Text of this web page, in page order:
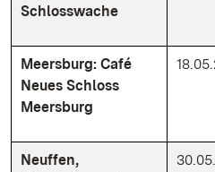
Schlosswache
Meersburg: Café
Neues Schloss
Meersburg
Neuffen,